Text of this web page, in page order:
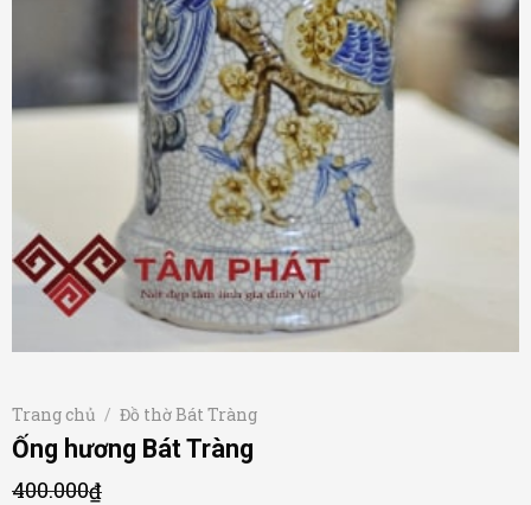
Trang chủ / Đồ thờ Bát Tràng
Ống hương Bát Tràng
400.000₫